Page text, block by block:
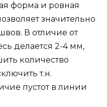
форма и ровная
значительно
В отличие от
делается 2-4 мм,
количество
т.н.
пустот в линии